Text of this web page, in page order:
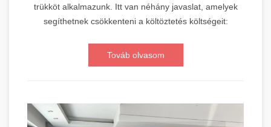
trükköt alkalmazunk. Itt van néhány javaslat, amelyek
segíthetnek csökkenteni a költöztetés költségeit:
Továb olvasom